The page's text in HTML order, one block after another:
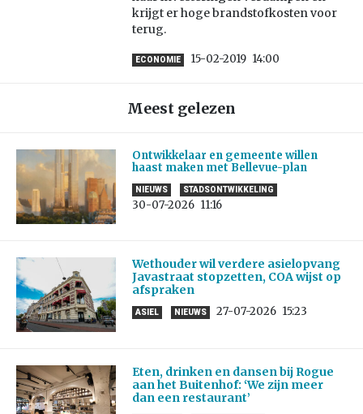
krijgt er hoge brandstofkosten voor
terug.
ECONOMIE 15-02-2019 14:00
Meest gelezen
Ontwikkelaar en gemeente willen
haast maken met Bellevue-plan
NIEUWS STADSONTWIKKELING
30-07-2026 11:16
Wethouder wil verdere asielopvang
Javastraat stopzetten, COA wijst op
afspraken
ASIEL NIEUWS 27-07-2026 15:23
Eten, drinken en dansen bij Rogue
aan het Buitenhof: ‘We zijn meer
dan een restaurant’